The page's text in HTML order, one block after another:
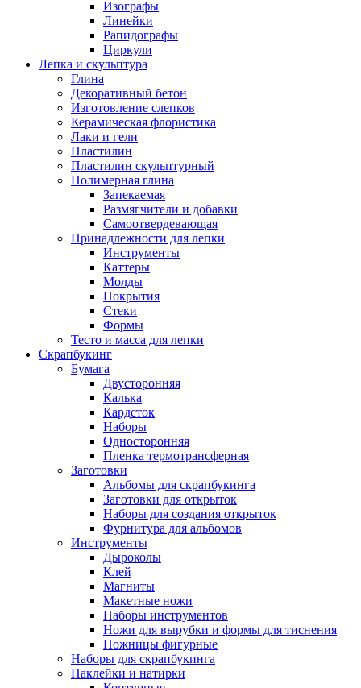
Изографы
Линейки
Рапидографы
Циркули
Лепка и скульптура
Глина
Декоративный бетон
Изготовление слепков
Керамическая флористика
Лаки и гели
Пластилин
Пластилин скульптурный
Полимерная глина
Запекаемая
Размягчители и добавки
Самоотвердевающая
Принадлежности для лепки
Инструменты
Каттеры
Молды
Покрытия
Стеки
Формы
Тесто и масса для лепки
Скрапбукинг
Бумага
Двусторонняя
Калька
Кардсток
Наборы
Односторонняя
Пленка термотрансферная
Заготовки
Альбомы для скрапбукинга
Заготовки для открыток
Наборы для создания открыток
Фурнитура для альбомов
Инструменты
Дыроколы
Клей
Магниты
Макетные ножи
Наборы инструментов
Ножи для вырубки и формы для тиснения
Ножницы фигурные
Наборы для скрапбукинга
Наклейки и натирки